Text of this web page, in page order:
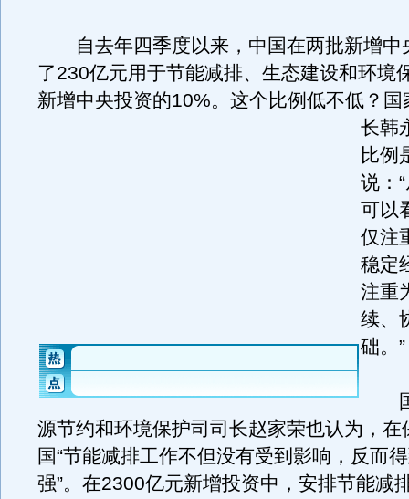
自去年四季度以来，中国在两批新增中
了230亿元用于节能减排、生态建设和环境
新增中央投资的10%。 这个比例低不低？国
长韩
比例
说：
可以
仅注
稳定
注重
续、
础。”
国
源节约和环境保护司司长赵家荣也认为，在
国“节能减排工作不但没有受到影响，反而
强”。在2300亿元新增投资中，安排节能减